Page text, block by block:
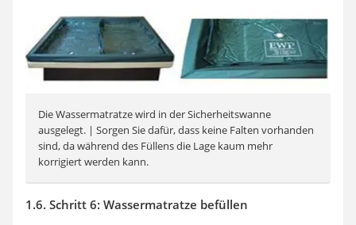
Die Wassermatratze wird in der Sicherheitswanne
ausgelegt. | Sorgen Sie dafür, dass keine Falten vorhanden
sind, da während des Füllens die Lage kaum mehr
korrigiert werden kann.
1.6. Schritt 6: Wassermatratze befüllen